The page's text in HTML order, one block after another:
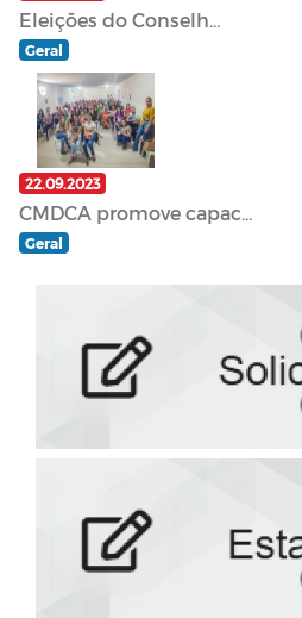
Eleições do Conselh...
Geral
22.09.2023
CMDCA promove capac...
Geral